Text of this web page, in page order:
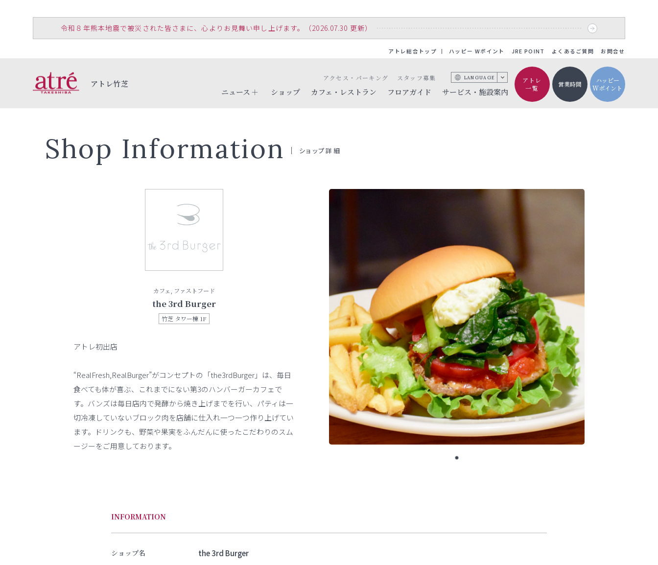
令和８年熊本地震で被災された皆さまに、心よりお見舞い申し上げます。（2026.07.30 更新）
アトレ総合トップ ハッピー Wポイント JRE POINT よくあるご質問 お問合せ
アトレ竹芝
ニュース
ショップ カフェ・レストラン フロアガイド サービス・施設案内
アクセス・パーキング スタッフ募集 LANGUAGE
アトレ
一覧
営業時間
ハッピー
Wポイント
Shop Information ショップ詳細
カフェ, ファストフード
the 3rd Burger
竹芝 タワー棟 1F
アトレ初出店
“RealFresh,RealBurger”がコンセプトの「the3rdBurger」は、毎日
食べても体が喜ぶ、これまでにない第3のハンバーガーカフェで
す。バンズは毎日店内で発酵から焼き上げまでを行い、パティは一
切冷凍していないブロック肉を店舗に仕入れ一つ一つ作り上げてい
ます。ドリンクも、野菜や果実をふんだんに使ったこだわりのスム
ージーをご用意しております。
INFORMATION
ショップ名 the 3rd Burger